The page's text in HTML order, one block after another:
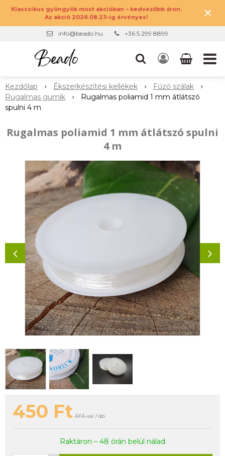
Klasszikus gyöngyök most akcióban – kedvezőbb áron.
Az akció 2026.08.23-ig érvényes!
×
info@beado.hu +36 5 299 8899
Kezdőlap Ékszerkészítési kellékek
Fűző szálak
Rugalmas gumik
Rugalmas poliamid 1 mm átlátszó
spulni 4 m
Rugalmas poliamid 1 mm átlátszó spulni
4 m
450 Ft ÁFÁ-val / db
Raktáron – 48 órán belül nálad